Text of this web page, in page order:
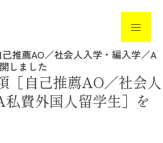
推薦AO／社会人入学・編入学／A
しました
［自己推薦AO／社会人
費外国人留学生］を